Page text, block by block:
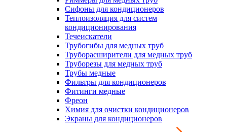
Сифоны для кондиционеров
Теплоизоляция для систем
кондиционирования
Течеискатели
Трубогибы для медных труб
Труборасширители для медных труб
Труборезы для медных труб
Трубы медные
Фильтры для кондиционеров
Фитинги медные
Фреон
Химия для очистки кондиционеров
Экраны для кондиционеров